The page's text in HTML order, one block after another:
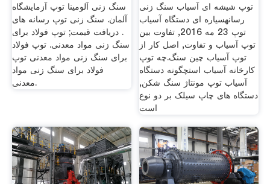
سنگ زنی آلومینا توپ آزمایشگاه
آلمان. سنگ زنی توپ رسانه های
. دریافت قیمت; توپ فولاد برای
سنگ زنی مواد معدنی. توپ فولاد
برای سنگ زنی مواد معدنی توپ
فولاد برای سنگ زنی مواد
معدنی.
توپ شیشه ای آسیاب سنگ زنی
رسانهسیاره ای دستگاه آسیاب
توپ 23 مه 2016, تفاوت بین
توپ آسیاب و تفاوت, اصل کار از
توپ آسیاب چین سنگ.چه توپ
کارخانه آسیاب استچگونه دستگاه
آسیاب توپ مونتاژ سنگ شکن,
دستگاه های چاپ سیلک بر دو نوع
است